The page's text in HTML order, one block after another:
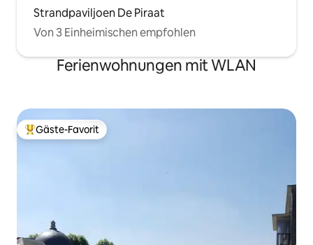
Strandpaviljoen De Piraat
Von 3 Einheimischen empfohlen
Ferienwohnungen mit WLAN
Beliebter Gäste-Favorit.
Gäste-Favorit